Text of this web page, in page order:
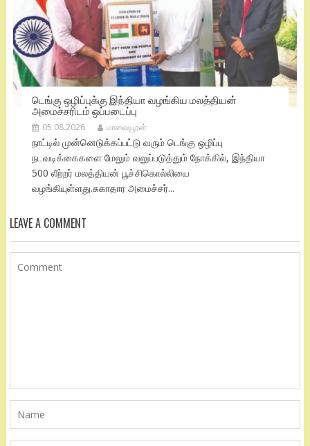
டெங்கு ஒழிப்புக்கு இந்தியா வழங்கிய மலத்தியன்
அமைச்சரிடம் ஒப்படைப்பு
05.08.2026 மாவையூரன்
நாட்டில் முன்னெடுக்கப்பட்டு வரும் டெங்கு ஒழிப்பு
நடவடிக்கைகளை மேலும் வலுப்படுத்தும் நோக்கில், இந்தியா
500 லீற்றர் மலத்தியன் பூச்சிகொல்லியை
வழங்கியுள்ளது.சுகாதார அமைச்சர்...
LEAVE A COMMENT